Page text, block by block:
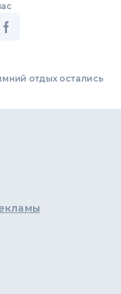
отдых остались